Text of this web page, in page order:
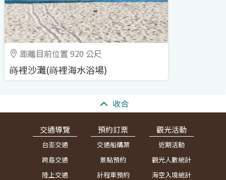
距離目前位置 920 公尺
嵵裡沙灘(嵵裡海水浴場)
收合
交通導覽
台澎交通
跨島交通
陸上交通
預約訂票
交通船購票
景點預約
計程車預約
觀光活動
近期活動
觀光人數統計
海空入境統計